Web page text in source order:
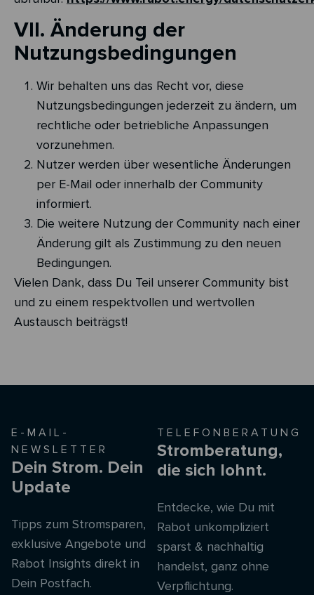
VII. Änderung der
Nutzungsbedingungen
Wir behalten uns das Recht vor, diese
Nutzungsbedingungen jederzeit zu ändern, um
rechtliche oder betriebliche Anpassungen
vorzunehmen.
Nutzer werden über wesentliche Änderungen
per E-Mail oder innerhalb der Community
informiert.
Die weitere Nutzung der Community nach einer
Änderung gilt als Zustimmung zu den neuen
Bedingungen.
Vielen Dank, dass Du Teil unserer Community bist
und zu einem respektvollen und wertvollen
Austausch beiträgst!
E-MAIL-
NEWSLETTER
Dein Strom. Dein
Update
Tipps zum Stromsparen,
exklusive Angebote und
Rabot Insights direkt in
Dein Postfach.
TELEFONBERATUNG
Stromberatung,
die sich lohnt.
Entdecke, wie Du mit
Rabot unkompliziert
sparst & nachhaltig
handelst, ganz ohne
Verpflichtung.